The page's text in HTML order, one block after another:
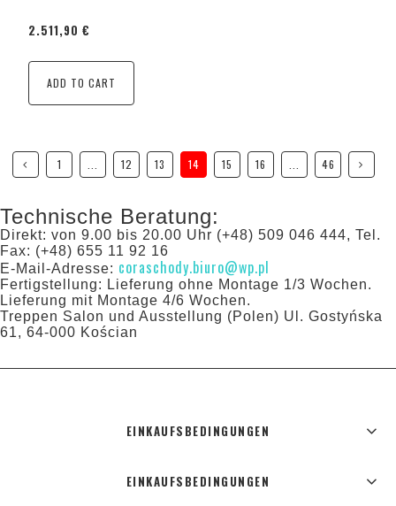
2.511,90 €
ADD TO CART
1 12 13 14 15 16 46
Technische Beratung:
Direkt: von 9.00 bis 20.00 Uhr (+48) 509 046 444, Tel.
Fax: (+48) 655 11 92 16
E-Mail-Adresse: coraschody.biuro@wp.pl
Fertigstellung: Lieferung ohne Montage 1/3 Wochen.
Lieferung mit Montage 4/6 Wochen.
Treppen Salon und Ausstellung (Polen) Ul. Gostyńska
61, 64-000 Kościan
EINKAUFSBEDINGUNGEN
EINKAUFSBEDINGUNGEN